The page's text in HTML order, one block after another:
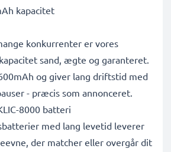
kapacitet
konkurrenter er vores
sand, ægte og garanteret.
og giver lang driftstid med
- præcis som annonceret.
8000 batteri
med lang levetid leverer
der matcher eller overgår dit